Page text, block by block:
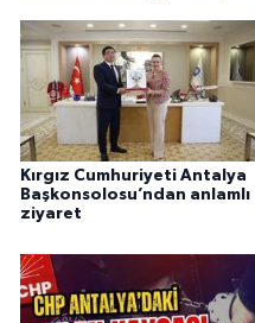
Kırgız Cumhuriyeti Antalya
Başkonsolosu’ndan anlamlı
ziyaret